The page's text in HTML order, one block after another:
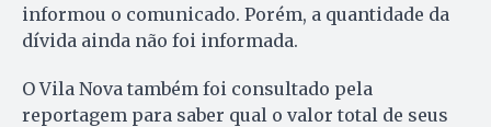
informou o comunicado. Porém, a quantidade da
dívida ainda não foi informada.
O Vila Nova também foi consultado pela
reportagem para saber qual o valor total de seus